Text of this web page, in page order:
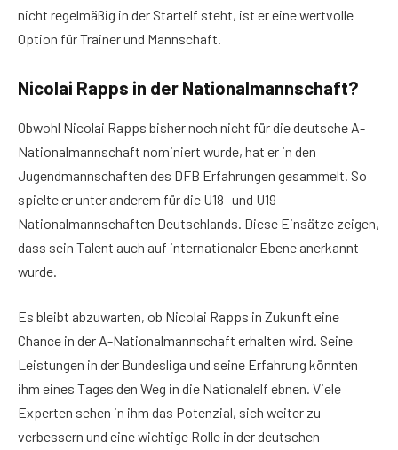
nicht regelmäßig in der Startelf steht, ist er eine wertvolle
Option für Trainer und Mannschaft.
Nicolai Rapps in der Nationalmannschaft?
Obwohl Nicolai Rapps bisher noch nicht für die deutsche A-
Nationalmannschaft nominiert wurde, hat er in den
Jugendmannschaften des DFB Erfahrungen gesammelt. So
spielte er unter anderem für die U18- und U19-
Nationalmannschaften Deutschlands. Diese Einsätze zeigen,
dass sein Talent auch auf internationaler Ebene anerkannt
wurde.
Es bleibt abzuwarten, ob Nicolai Rapps in Zukunft eine
Chance in der A-Nationalmannschaft erhalten wird. Seine
Leistungen in der Bundesliga und seine Erfahrung könnten
ihm eines Tages den Weg in die Nationalelf ebnen. Viele
Experten sehen in ihm das Potenzial, sich weiter zu
verbessern und eine wichtige Rolle in der deutschen